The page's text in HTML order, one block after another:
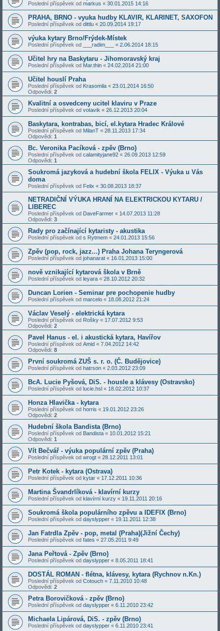
Poslední příspěvek od markus « 30.01.2015 14:16
PRAHA, BRNO - vyuka hudby KLAVIR, KLARINET, SAXOFON
Poslední příspěvek od dittlu « 20.09.2014 19:17
výuka kytary Brno/Frýdek-Místek
Poslední příspěvek od ___radim___ « 2.06.2014 18:15
Učitel hry na Baskytaru - Jihomoravský kraj
Poslední příspěvek od Mar.thin « 24.02.2014 21:00
Učitel houslí Praha
Poslední příspěvek od Krasomila « 23.01.2014 16:50
Odpovědi: 2
Kvalitní a osvedceny ucitel klaviru v Praze
Poslední příspěvek od votavik « 26.12.2013 20:04
Baskytara, kontrabas, bicí, el.kytara Hradec Králové
Poslední příspěvek od MilanT « 28.11.2013 17:34
Odpovědi: 1
Bc. Veronika Pacíková - zpěv (Brno)
Poslední příspěvek od calamityjane92 « 26.09.2013 12:59
Odpovědi: 1
Soukromá jazyková a hudební škola FELIX - Výuka u Vás
doma
Poslední příspěvek od Felix « 30.08.2013 18:37
NETRADIČNÍ VÝUKA HRANÍ NA ELEKTRICKOU KYTARU /
LIBEREC
Poslední příspěvek od DaveFarmer « 14.07.2013 11:28
Odpovědi: 3
Rady pro začínající kytaristy - akustika
Poslední příspěvek od s Rytmem « 24.01.2013 15:56
Zpěv (pop, rock, jazz...) Praha Johana Teryngerová
Poslední příspěvek od johanarat « 16.01.2013 15:00
nově vznikající kytarová škola v Brně
Poslední příspěvek od leyara « 28.10.2012 20:32
Duncan Lorien - Seminar pre pochopenie hudby
Poslední příspěvek od marcelo « 18.08.2012 21:24
Václav Veselý - elektrická kytara
Poslední příspěvek od Rošky « 17.07.2012 9:53
Odpovědi: 2
Pavel Hanus - el. i akustická kytara, Havířov
Poslední příspěvek od Amid « 7.04.2012 14:42
Odpovědi: 8
První soukromá ZUŠ s. r. o. (Č. Budějovice)
Poslední příspěvek od hatrson « 2.03.2012 23:09
BcA. Lucie Pyšová, DiS. - housle a klávesy (Ostravsko)
Poslední příspěvek od lucie.hsl « 18.02.2012 10:37
Honza Hlavička - kytara
Poslední příspěvek od horris « 19.01.2012 23:26
Odpovědi: 2
Hudební škola Bandista (Brno)
Poslední příspěvek od Bandista « 10.01.2012 15:21
Odpovědi: 1
Vít Bečvář - výuka populární zpěv (Praha)
Poslední příspěvek od wrogt « 28.12.2011 13:01
Petr Kotek - kytara (Ostrava)
Poslední příspěvek od kytar « 17.12.2011 10:36
Martina Švandrlíková - klavírní kurzy
Poslední příspěvek od klavírní kurzy « 19.11.2011 20:16
Soukromá škola populárního zpěvu a IDEFIX (Brno)
Poslední příspěvek od dayslypper « 19.11.2011 12:38
Jan Fatrdla Zpěv - pop, metal (Praha)(Jižní Čechy)
Poslední příspěvek od fates « 27.05.2011 9:49
Jana Peřtová - Zpěv (Brno)
Poslední příspěvek od dayslypper « 8.05.2011 18:41
DOSTÁL ROMAN - flétna, klávesy, kytara (Rychnov n.Kn.)
Poslední příspěvek od Cotouch « 7.11.2010 10:48
Odpovědi: 2
Petra Borovičková - zpěv (Brno)
Poslední příspěvek od dayslypper « 6.11.2010 23:42
Michaela Lipárová, DiS. - zpěv (Brno)
Poslední příspěvek od dayslypper « 6.11.2010 23:41